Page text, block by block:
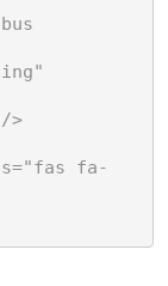
>
fa-